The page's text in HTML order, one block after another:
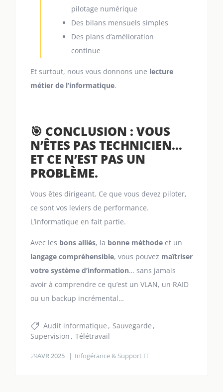
pilotage numérique
Des bilans mensuels simples
Des plans d’amélioration
continue
Et surtout, nous vous donnons une lecture
métier de l’informatique.
🎯 CONCLUSION : VOUS
N’ÊTES PAS TECHNICIEN…
ET CE N’EST PAS UN
PROBLÈME.
Vous êtes dirigeant. Ce que vous devez piloter,
ce sont vos leviers de performance.
L’informatique en fait partie.
Avec les bons alliés, la bonne méthode et un
langage compréhensible, vous pouvez maîtriser
votre système d’information… sans jamais
avoir à comprendre ce qu’est un VLAN, un RAID
ou un backup incrémental…
Audit informatique
Sauvegarde
Supervision
Télétravail
29AVR 2025 Infogérance & Support IT